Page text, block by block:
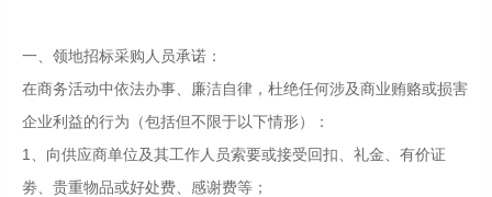
一、领地招标采购人员承诺：
在商务活动中依法办事、廉洁自律，杜绝任何涉及商业贿赂或损害
企业利益的行为（包括但不限于以下情形）：
1、向供应商单位及其工作人员索要或接受回扣、礼金、有价证
劵、贵重物品或好处费、感谢费等；